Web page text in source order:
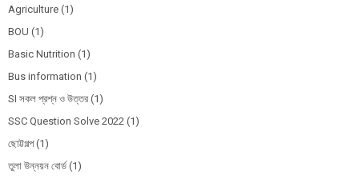
Agriculture (1)
BOU (1)
Basic Nutrition (1)
Bus information (1)
SI সকল প্রশ্ন ও উত্তর (1)
SSC Question Solve 2022 (1)
ছোট্টগল্প (1)
তুলা উন্নয়ন বোর্ড (1)